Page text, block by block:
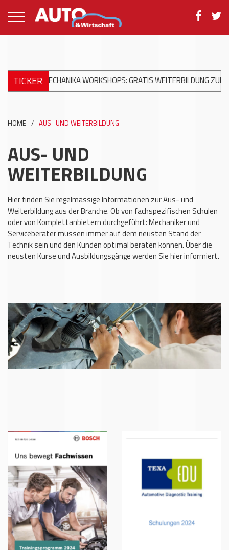
TICKER WORKSHOPS: GRATIS WEITERBILDUNG ZUR
HOME / AUS- UND WEITERBILDUNG
AUS- UND
WEITERBILDUNG
Hier finden Sie regelmässige Informationen zur Aus- und
Weiterbildung aus der Branche. Ob von fachspezifischen Schulen
oder von Komplettanbietern durchgeführt: Mechaniker und
Serviceberater müssen immer auf dem neusten Stand der
Technik sein und den Kunden optimal beraten können. Über die
neusten Kurse und Ausbildungsgänge werden Sie hier informiert.